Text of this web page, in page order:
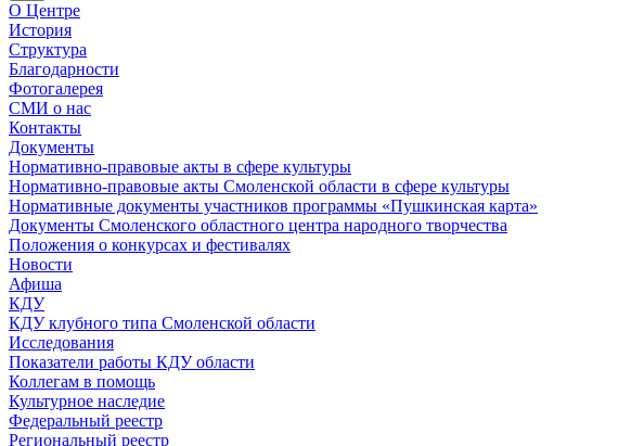
О Центре
История
Структура
Благодарности
Фотогалерея
СМИ о нас
Контакты
Документы
Нормативно-правовые акты в сфере культуры
Нормативно-правовые акты Смоленской области в сфере культуры
Нормативные документы участников программы «Пушкинская карта»
Документы Смоленского областного центра народного творчества
Положения о конкурсах и фестивалях
Новости
Афиша
КДУ
КДУ клубного типа Смоленской области
Исследования
Показатели работы КДУ области
Коллегам в помощь
Культурное наследие
Федеральный реестр
Региональный реестр